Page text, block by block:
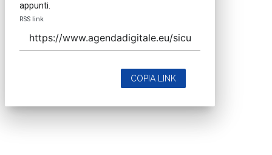
appunti.
RSS link
COPIA LINK